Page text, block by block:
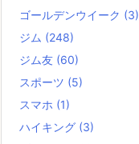
ゴールデンウイーク (3)
ジム (248)
ジム友 (60)
スポーツ (5)
スマホ (1)
ハイキング (3)